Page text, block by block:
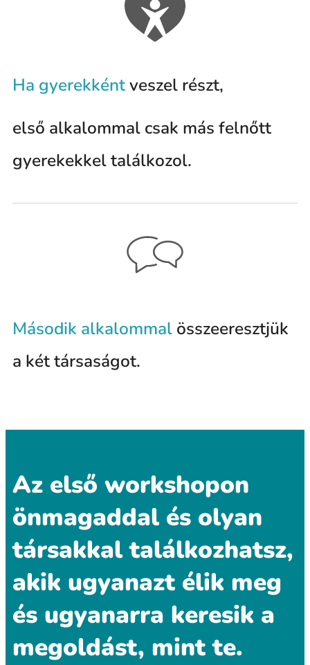
Ha gyerekkéntveszel részt,
első alkalommal csak más felnőtt
gyerekekkel találkozol.
Második alkalommal összeeresztjük
a két társaságot.
Az első workshopon
önmagaddal és olyan
társakkal találkozhatsz,
akik ugyanazt élik meg
és ugyanarra keresik a
megoldást, mint te.